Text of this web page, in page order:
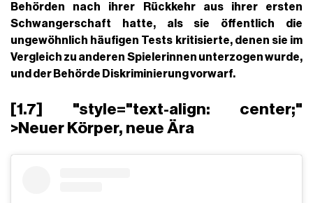
Behörden nach ihrer Rückkehr aus ihrer ersten
Schwangerschaft hatte, als sie öffentlich die
ungewöhnlich häufigen Tests kritisierte, denen sie im
Vergleich zu anderen Spielerinnen unterzogen wurde,
und der Behörde Diskriminierung vorwarf.
[1.7] "style="text-align: center;"
>Neuer Körper, neue Ära